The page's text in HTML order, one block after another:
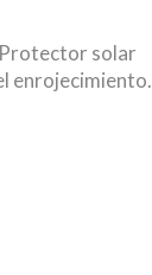
solar
enrojecimiento.